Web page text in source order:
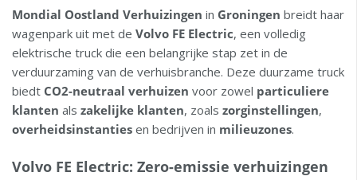
Mondial Oostland Verhuizingen in Groningen breidt haar
wagenpark uit met de Volvo FE Electric, een volledig
elektrische truck die een belangrijke stap zet in de
verduurzaming van de verhuisbranche. Deze duurzame truck
biedt CO2-neutraal verhuizen voor zowel particuliere
klanten als zakelijke klanten, zoals zorginstellingen,
overheidsinstanties en bedrijven in milieuzones.
Volvo FE Electric: Zero-emissie verhuizingen